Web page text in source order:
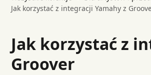
Jak korzystać z integracji Yamahy z
Jak korzystać z
Groover